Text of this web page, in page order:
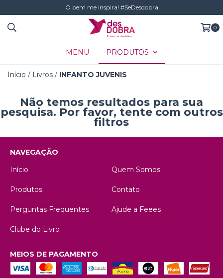
O bem me inspira! #SeDesdobra
0
MENU PRODUTOS
Início / Livros / INFANTO JUVENIS
Não temos resultados para sua
pesquisa. Por favor, tente com outros
filtros
NAVEGAÇÃO
Início
Quem Somos
Produtos Contato
Perguntas Frequentes Ajude a Feees
Clube do Livro
MEIOS DE PAGAMENTO